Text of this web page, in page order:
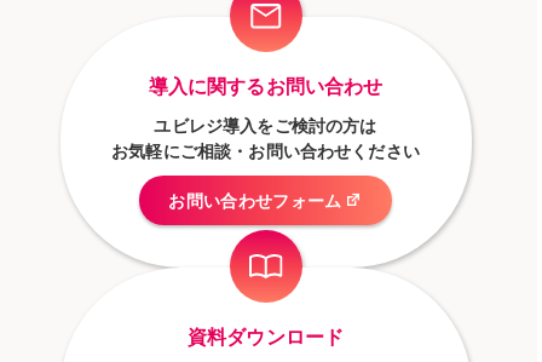
導入に関するお問い合わせ
ユビレジ導入をご検討の方は
お気軽にご相談・お問い合わせください
お問い合わせフォーム
資料ダウンロード